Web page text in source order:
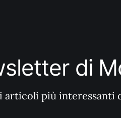
di
più interessanti